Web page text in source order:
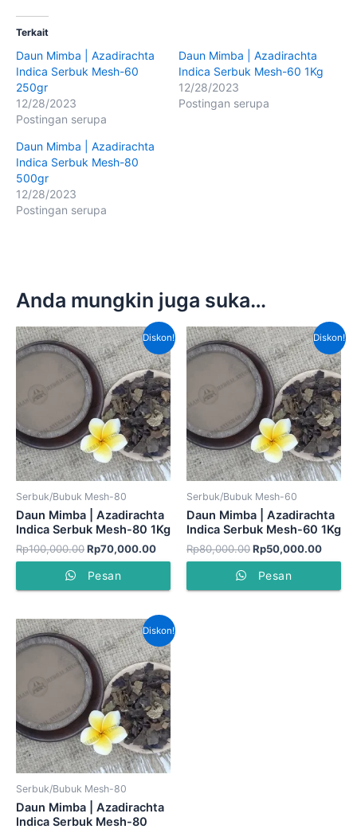
Terkait
Daun Mimba | Azadirachta
Indica Serbuk Mesh-60
250gr
12/28/2023
Postingan serupa
Daun Mimba | Azadirachta
Indica Serbuk Mesh-60 1Kg
12/28/2023
Postingan serupa
Daun Mimba | Azadirachta
Indica Serbuk Mesh-80
500gr
12/28/2023
Postingan serupa
Anda mungkin juga suka…
Diskon!
Serbuk/Bubuk Mesh-80
Daun Mimba | Azadirachta
Indica Serbuk Mesh-80 1Kg
Rp100,000.00
Harga
aslinya
adalah:
Rp100,000.00.
Rp70,000.00
Harga
saat
ini
adalah:
Rp70,000.00.
Pesan
Diskon!
Serbuk/Bubuk Mesh-60
Daun Mimba | Azadirachta
Indica Serbuk Mesh-60 1Kg
Rp80,000.00
Harga
aslinya
adalah:
Rp80,000.00.
Rp50,000.00
Harga
saat
ini
Pesan
Diskon!
Serbuk/Bubuk Mesh-80
Daun Mimba | Azadirachta
Indica Serbuk Mesh-80
Harga
aslinya
adalah:
Rp50,000.00.
Harga
saat
ini
adalah:
Rp45,000.00.